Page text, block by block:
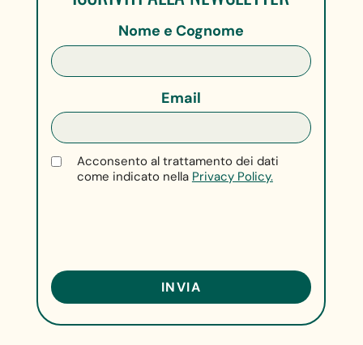
Nome e Cognome
Email
Acconsento al trattamento dei dati
come indicato nella Privacy Policy.